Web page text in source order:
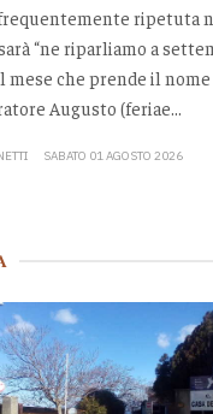
ripetuta
“ne riparliamo a
mese che prende il nome
Augusto (feriae...
SABATO 01 AGOSTO 2026